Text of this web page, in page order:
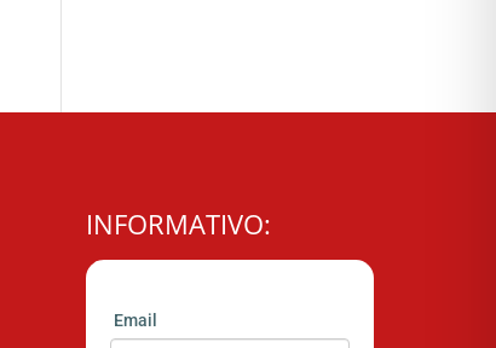
INFORMATIVO:
Email